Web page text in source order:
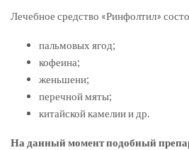
Лечебное средство «Ринфолтил»
пальмовых ягод;
кофеина;
женьшени;
перечной мяты;
китайской камелии и др.
На данный момент подобный